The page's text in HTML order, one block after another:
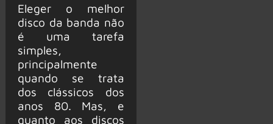
Eleger o melhor
disco da banda não
é uma tarefa
simples,
principalmente
quando se trata
dos clássicos dos
anos 80. Mas, e
quanto aos discos